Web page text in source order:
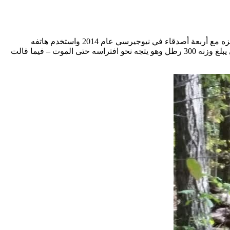
التقط متجول هذه الصورة لدب أسود عملاق على هاتفه المحمول قبل لحظات من مطاردته وافتراسه حتى الموت؛ حيث كان، دارش باتيل، يتنزه مع أربعة أصدقاء في نيوجيرسي عام 2014 واستخدم هاتفه
المحمول لالتقاط هذه الصورة للدب في الغابة – قبل أن يقتله، تم العثور على الهاتف لاحقًا في الغابة إذ تُظهِر الصورة الأخيرة لباتيل الدب الذي يبلغ وزنه 300 رطل وهو يتجه نحو افتراسه حتى الموت – فيما قالت